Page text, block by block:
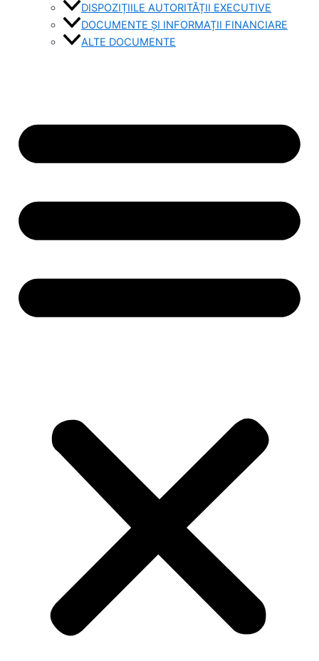
DISPOZIȚIILE AUTORITĂȚII EXECUTIVE
DOCUMENTE ȘI INFORMAȚII FINANCIARE
ALTE DOCUMENTE